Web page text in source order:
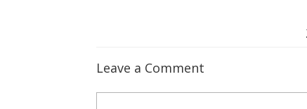
Leave a Comment